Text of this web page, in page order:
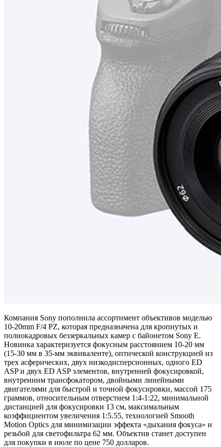
Компания Sony пополнила ассортимент объективов моделью
10-20mm F/4 PZ, которая предназначена для кропнутых и
полнокадровых беззеркальных камер с байонетом Sony E.
Новинка характеризуется фокусным расстоянием 10-20 мм
(15-30 мм в 35-мм эквиваленте), оптической конструкцией из
трех асферических, двух низкодисперсионных, одного ED
ASP и двух ED ASP элементов, внутренней фокусировкой,
внутренним трансфокатором, двойными линейными
двигателями для быстрой и точной фокусировки, массой 175
граммов, относительным отверстием 1:4-1:22, минимальной
дистанцией для фокусировки 13 см, максимальным
коэффициентом увеличения 1:5.55, технологией Smooth
Motion Optics для минимизации эффекта «дыхания фокуса» и
резьбой для светофильтра 62 мм. Объектив станет доступен
для покупки в июле по цене 750 долларов.